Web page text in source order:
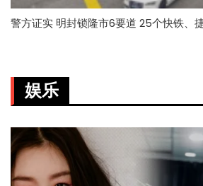
警方证实 明封锁隆市6要道 25个快铁、
娱乐